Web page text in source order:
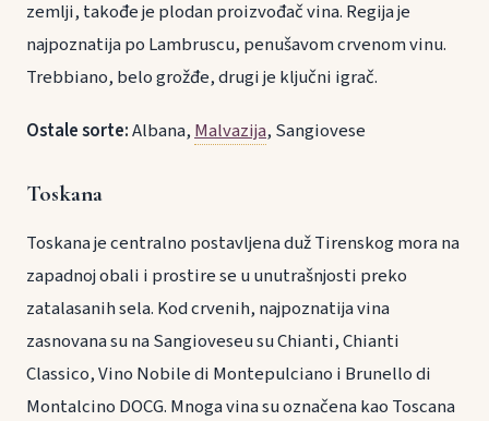
zemlji, takođe je plodan proizvođač vina. Regija je
najpoznatija po Lambruscu, penušavom crvenom vinu.
Trebbiano, belo grožđe, drugi je ključni igrač.
Ostale sorte:Albana,Malvazija, Sangiovese
Toskana
Toskana je centralno postavljena duž Tirenskog mora na
zapadnoj obali i prostire se u unutrašnjosti preko
zatalasanih sela. Kod crvenih, najpoznatija vina
zasnovana su na Sangioveseu su Chianti, Chianti
Classico, Vino Nobile di Montepulciano i Brunello di
Montalcino DOCG. Mnoga vina su označena kao Toscana